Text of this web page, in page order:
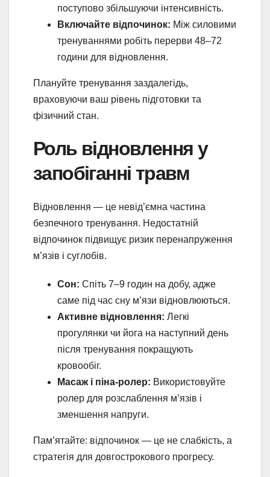
поступово збільшуючи інтенсивність.
Включайте відпочинок: Між силовими
тренуваннями робіть перерви 48–72
години для відновлення.
Плануйте тренування заздалегідь,
враховуючи ваш рівень підготовки та
фізичний стан.
Роль відновлення у
запобіганні травм
Відновлення — це невід’ємна частина
безпечного тренування. Недостатній
відпочинок підвищує ризик перенапруження
м’язів і суглобів.
Сон: Спіть 7–9 годин на добу, адже
саме під час сну м’язи відновлюються.
Активне відновлення: Легкі
прогулянки чи йога на наступний день
після тренування покращують
кровообіг.
Масаж і піна-ролер: Використовуйте
ролер для розслаблення м’язів і
зменшення напруги.
Пам’ятайте: відпочинок — це не слабкість, а
стратегія для довгострокового прогресу.